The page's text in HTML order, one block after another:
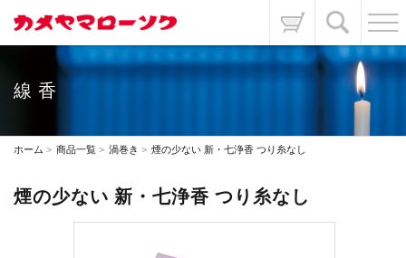
線香
ホーム 商品一覧 渦巻き 煙の少ない 新・七浄香 つり糸なし
煙の少ない 新・七浄香 つり糸なし